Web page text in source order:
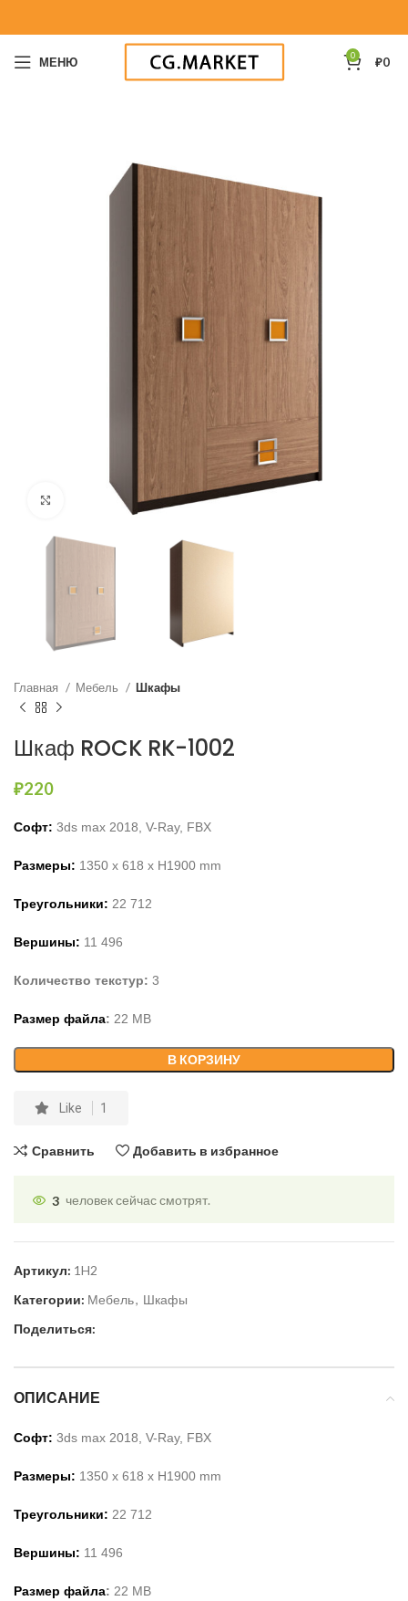
МЕНЮ 0 ₽0
Нажмите, чтобы увеличить
Главная Мебель Шкафы
Шкаф ROCK RK-1002
₽220
Софт: 3ds max 2018, V-Ray, FBX
Размеры: 1350 x 618 x H1900 mm
Треугольники: 22 712
Вершины: 11 496
Количество текстур: 3
Размер файла: 22 MB
В КОРЗИНУ
Like 1
Сравнить Добавить в избранное
3 человек сейчас смотрят.
Артикул: 1H2
Категории: Мебель, Шкафы
Поделиться:
ОПИСАНИЕ
Софт: 3ds max 2018, V-Ray, FBX
Размеры: 1350 x 618 x H1900 mm
Треугольники: 22 712
Вершины: 11 496
Размер файла: 22 MB